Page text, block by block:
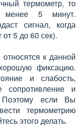
термометр, то
менее 5 минут.
сигнал, когда
5 до 60 сек).
к данной
фиксацию.
и слабость,
сопротивление и
если Вы
термометрию
этого делать.